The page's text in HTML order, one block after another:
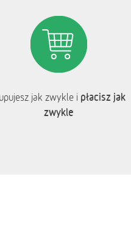
jak zwykle i płacisz jak
zwykle